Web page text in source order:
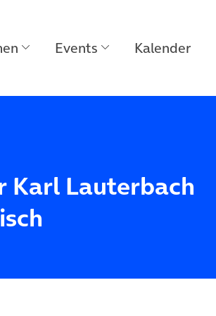
Events Kalender
Karl Lauterbach